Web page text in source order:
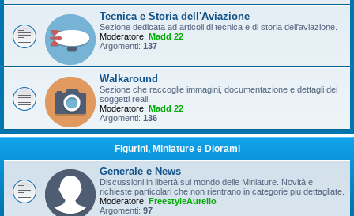
Tecnica e Storia dell'Aviazione
Sezione dedicata ad articoli di tecnica e di storia dell'aviazione.
Moderatore: Madd 22
Argomenti: 137
Walkaround
Sezione che raccoglie immagini, documentazione e dettagli dei
soggetti reali.
Moderatore: Madd 22
Argomenti: 136
Figurini, Miniature e Diorami
Generale e News
Discussioni in libertà sul mondo delle Miniature. Novità e
richieste particolari che non rientrano in categorie più dettagliate.
Moderatore: FreestyleAurelio
Argomenti: 97